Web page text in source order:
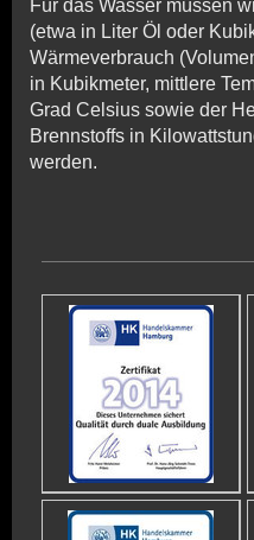
Für das Wasser müssen
(etwa in Liter Öl oder
Wärmeverbrauch
in Kubikmeter, mittlere
Grad Celsius sowie der
Brennstoffs in
werden.